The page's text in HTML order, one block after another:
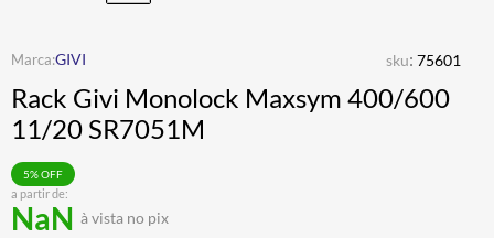
GIVI sku: 75601
Rack Givi Monolock Maxsym 400/600
11/20 SR7051M
a partir de:
NaN à vista no pix
5% OFF
4º ÓCULOS SOLAR
5º LUVA
6 º BAU
7º
8 º AIROH